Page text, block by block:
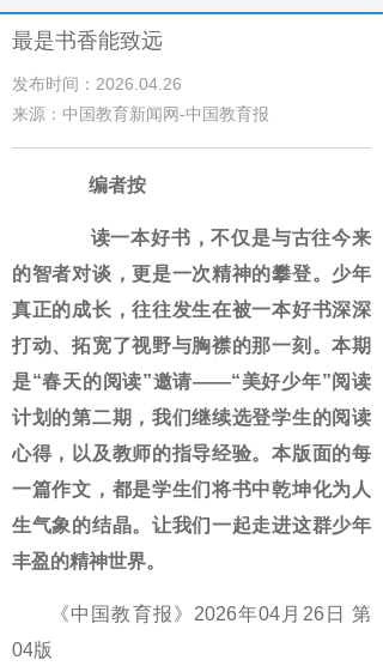
最是书香能致远
发布时间：2026.04.26
来源：中国教育新闻网-中国教育报
编者按
读一本好书，不仅是与古往今来
的智者对谈，更是一次精神的攀登。少年
真正的成长，往往发生在被一本好书深深
打动、拓宽了视野与胸襟的那一刻。本期
是“春天的阅读”邀请——“美好少年”阅读
计划的第二期，我们继续选登学生的阅读
心得，以及教师的指导经验。本版面的每
一篇作文，都是学生们将书中乾坤化为人
生气象的结晶。让我们一起走进这群少年
丰盈的精神世界。
《中国教育报》2026年04月26日 第
04版